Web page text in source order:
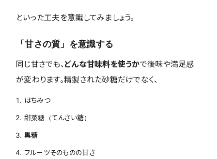
といった工夫を意識してみましょう。
「甘さの質」を意識する
同じ甘さでも、どんな甘味料を使うかで後味や満足感
が変わります。精製された砂糖だけでなく、
はちみつ
甜菜糖（てんさい糖）
黒糖
フルーツそのものの甘さ